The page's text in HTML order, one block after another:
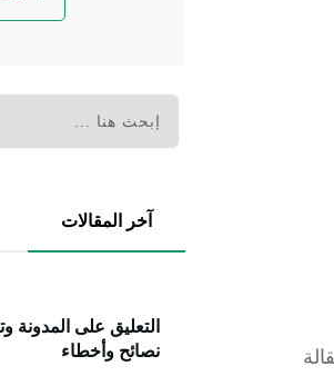
آخر المقالات
التعليق على
نصائح وأخطاء